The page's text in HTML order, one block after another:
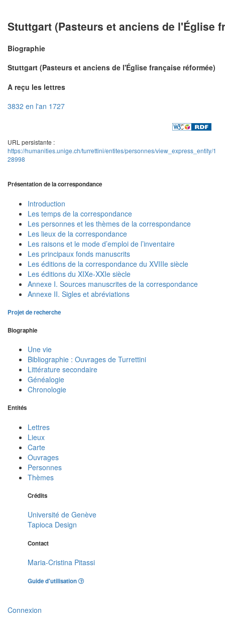
Stuttgart (Pasteurs et anciens de l'Église
Biographie
Stuttgart (Pasteurs et anciens de l'Église française réformée)
A reçu les lettres
3832 en l'an 1727
URL persistante :
https://humanities.unige.ch/turrettini/entites/personnes/view_express_entity/1
28998
Présentation de la correspondance
Introduction
Les temps de la correspondance
Les personnes et les thèmes de la correspondance
Les lieux de la correspondance
Les raisons et le mode d’emploi de l’inventaire
Les principaux fonds manuscrits
Les éditions de la correspondance du XVIIIe siècle
Les éditions du XIXe-XXIe siècle
Annexe I. Sources manuscrites de la correspondance
Annexe II. Sigles et abréviations
Projet de recherche
Biographie
Une vie
Bibliographie : Ouvrages de Turrettini
Littérature secondaire
Généalogie
Chronologie
Entités
Lettres
Lieux
Carte
Ouvrages
Personnes
Thèmes
Crédits
Université de Genève
Tapioca Design
Contact
Maria-Cristina Pitassi
Guide d'utilisation
Connexion